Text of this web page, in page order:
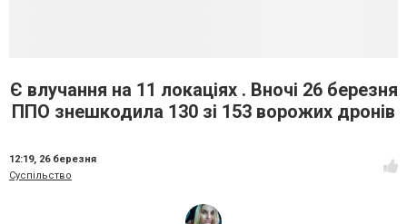
Є влучання на 11 локаціях . Вночі 26 березня
ППО знешкодила 130 зі 153 ворожих дронів
12:19, 26 березня
Суспільство